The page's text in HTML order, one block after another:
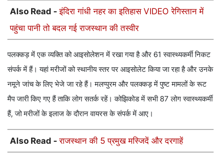
Also Read -इंदिरा गांधी नहर का इतिहास VIDEO रेगिस्तान में
पहुंचा पानी तो बदल गई राजस्थान की तस्वीर
पलक्कड़ में एक व्यक्ति को आइसोलेशन में रखा गया है और 61 स्वास्थ्यकर्मी निकट
संपर्क में हैं। यहां मरीजों को स्थानीय स्तर पर आइसोलेट किया जा रहा है और उनके
नमूने जांच के लिए भेजे जा रहे हैं। मलप्पुरम और पलक्कड़ में पुष्ट मामलों के रूट
मैप जारी किए गए हैं ताकि लोग सतर्क रहें। कोझिकोड में सभी 87 लोग स्वास्थ्यकर्मी
हैं, जो मरीजों के इलाज के दौरान वायरस के संपर्क में आए।
Also Read -राजस्थान की 5 प्रमुख मस्जिदें और दरगाहें